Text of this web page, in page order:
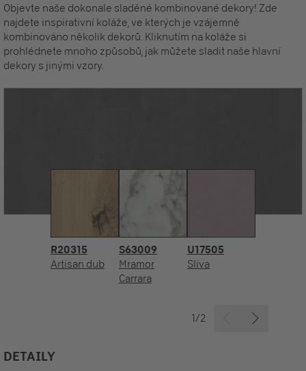
Objevte naše dokonale sladěné kombinované dekory! Zde
najdete inspirativní koláže, ve kterých je vzájemně
kombinováno několik dekorů. Kliknutím na koláže si
prohlédnete mnoho způsobů, jak můžete sladit naše hlavní
dekory s jinými vzory.
R20315
Artisan dub
S63009
Mramor
Carrara
U17505
Slíva
1/2
DETAILY